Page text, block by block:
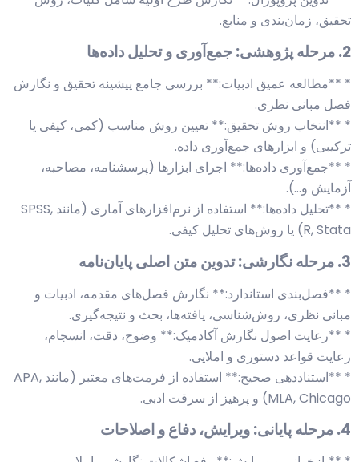
تحقیق، زمان‌بندی و منابع.
2. مرحله پژوهشی: جمع‌آوری و تحلیل داده‌ها
* **مطالعه عمیق ادبیات:** بررسی جامع پیشینه تحقیق و نگارش
فصل مبانی نظری.
* **انتخاب روش تحقیق:** تعیین روش مناسب (کمی، کیفی یا
ترکیبی) و ابزارهای جمع‌آوری داده.
* **جمع‌آوری داده‌ها:** اجرای ابزارها (پرسشنامه، مصاحبه،
آزمایش و…).
* **تحلیل داده‌ها:** استفاده از نرم‌افزارهای آماری (مانند SPSS,
R, Stata) یا روش‌های تحلیل کیفی.
3. مرحله نگارشی: تدوین متن اصلی پایان‌نامه
* **فصل‌بندی استاندارد:** نگارش فصل‌های مقدمه، ادبیات و
مبانی نظری، روش‌شناسی، یافته‌ها، بحث و نتیجه‌گیری.
* **رعایت اصول نگارش آکادمیک:** وضوح، دقت، انسجام،
رعایت قواعد دستوری و املایی.
* **استناددهی صحیح:** استفاده از فرمت‌های معتبر (مانند APA,
MLA, Chicago) و پرهیز از سرقت ادبی.
4. مرحله پایانی: ویرایش، دفاع و اصلاحات